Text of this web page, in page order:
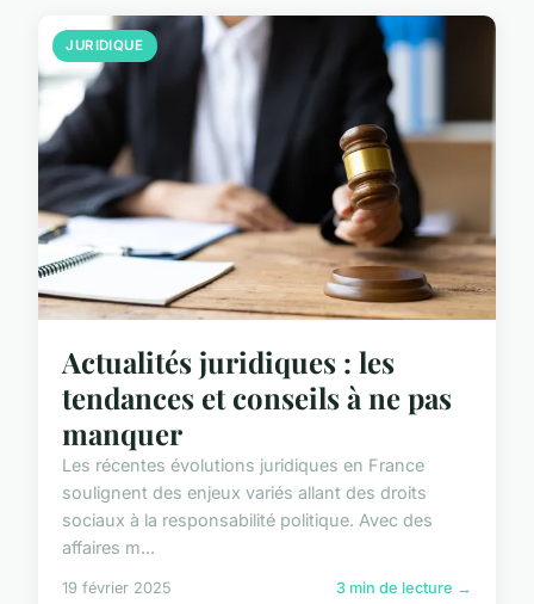
JURIDIQUE
Actualités juridiques : les
tendances et conseils à ne pas
manquer
Les récentes évolutions juridiques en France
soulignent des enjeux variés allant des droits
sociaux à la responsabilité politique. Avec des
affaires m...
19 février 2025 3 min de lecture →